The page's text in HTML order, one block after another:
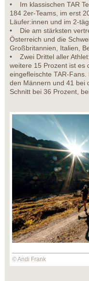
• Im klassischen TAR
184 2er-Teams, im erst
Läufer:innen und im 2-
• Die am stärksten
Österreich und die
Großbritannien, Italien,
• Zwei Drittel aller
weitere 15 Prozent ist es
eingefleischte TAR-
den Männern und 41 bei
Schnitt bei 36 Prozent,
© Andi Frank